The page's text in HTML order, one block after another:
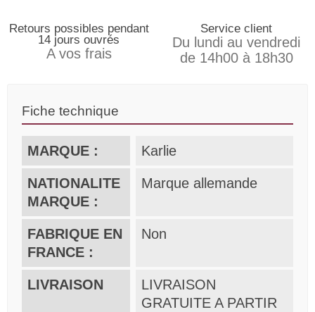
Retours possibles pendant
14 jours ouvrés
A vos frais
Service client
Du lundi au vendredi
de 14h00 à 18h30
Fiche technique
MARQUE : Karlie
NATIONALITE
MARQUE :
Marque allemande
FABRIQUE EN
FRANCE :
Non
LIVRAISON
LIVRAISON
GRATUITE A PARTIR